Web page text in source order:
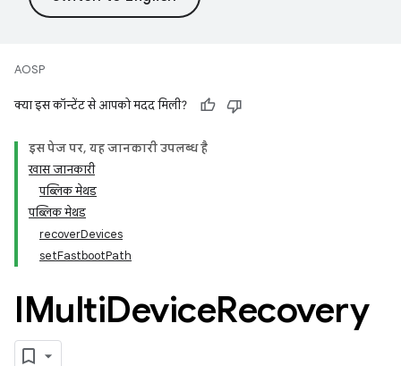
AOSP
क्या इस कॉन्टेंट से आपको मदद मिली?
इस पेज पर, यह जानकारी उपलब्ध है
खास जानकारी
पब्लिक मेथड
पब्लिक मेथड
recoverDevices
setFastbootPath
IMultiDeviceRecovery